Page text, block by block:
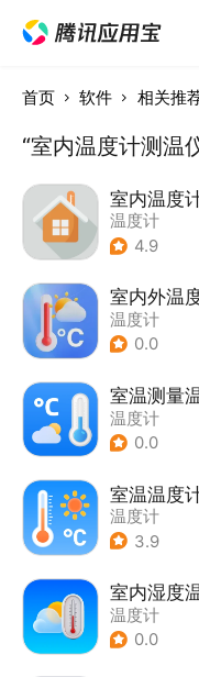
首页 软件 相关推
“室内温度计测温
室内温度
温度计
4.9
室内外温
温度计
0.0
室温测量
温度计
0.0
室温温度
温度计
3.9
室内湿度
温度计
0.0